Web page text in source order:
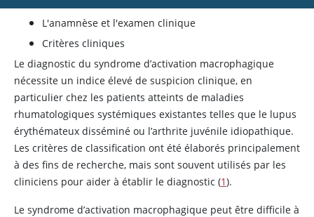
L'anamnèse et l'examen clinique
Critères cliniques
Le diagnostic du syndrome d’activation macrophagique
nécessite un indice élevé de suspicion clinique, en
particulier chez les patients atteints de maladies
rhumatologiques systémiques existantes telles que le lupus
érythémateux disséminé ou l’arthrite juvénile idiopathique.
Les critères de classification ont été élaborés principalement
à des fins de recherche, mais sont souvent utilisés par les
cliniciens pour aider à établir le diagnostic (1).
Le syndrome d’activation macrophagique peut être difficile à